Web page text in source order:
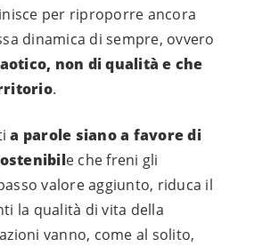
per riproporre ancora
dinamica di sempre, ovvero
non di qualità e che
.
a parole siano a favore di
e che freni gli
valore aggiunto, riduca il
la qualità di vita della
vanno, come al solito,